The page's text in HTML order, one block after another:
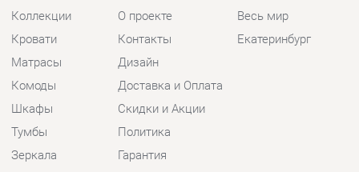
Матрасы
Комоды
Шкафы
Тумбы
Зеркала
Столы
Мягкая мебель
Дизайн
Доставка и Оплата
Скидки и Акции
Политика
Гарантия
Помощь